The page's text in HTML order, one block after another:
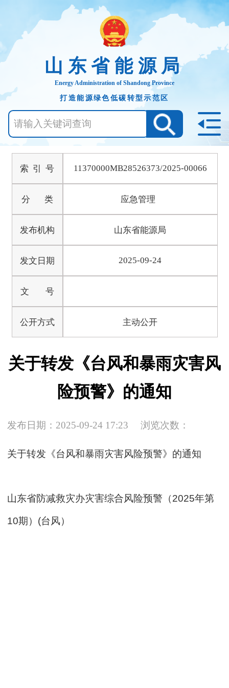
山东省能源局
Energy Administration of Shandong Province
打造能源绿色低碳转型示范区
索 引 号 11370000MB28526373/2025-00066
分 类 应急管理
发布机构 山东省能源局
发文日期 2025-09-24
文 号
公开方式 主动公开
关于转发《台风和暴雨灾害风
险预警》的通知
发布日期：2025-09-24 17:23 浏览次数：
关于转发《台风和暴雨灾害风险预警》的通知
山东省防减救灾办灾害综合风险预警（2025年第
10期）(台风）